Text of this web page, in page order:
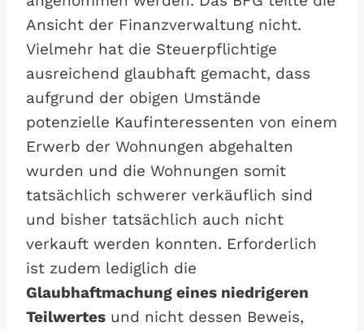
Ansicht der Finanzverwaltung nicht.
Vielmehr hat die Steuerpflichtige
ausreichend glaubhaft gemacht, dass
aufgrund der obigen Umstände
potenzielle Kaufinteressenten von einem
Erwerb der Wohnungen abgehalten
wurden und die Wohnungen somit
tatsächlich schwerer verkäuflich sind
und bisher tatsächlich auch nicht
verkauft werden konnten. Erforderlich
ist zudem lediglich die
Glaubhaftmachung eines niedrigeren
Teilwertes und nicht dessen Beweis,